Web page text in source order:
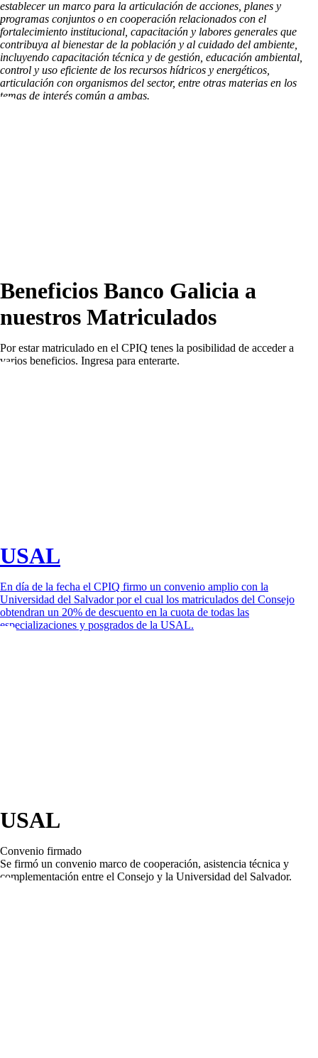
establecer un marco para la articulación de acciones, planes y
programas conjuntos o en cooperación relacionados con el
fortalecimiento institucional, capacitación y labores generales que
contribuya al bienestar de la población y al cuidado del ambiente,
incluyendo capacitación técnica y de gestión, educación ambiental,
control y uso eficiente de los recursos hídricos y energéticos,
articulación con organismos del sector, entre otras materias en los
temas de interés común a ambas.
Beneficios Banco Galicia a
nuestros Matriculados
Por estar matriculado en el CPIQ tenes la posibilidad de acceder a
varios beneficios. Ingresa para enterarte.
USAL
En día de la fecha el CPIQ firmo un convenio amplio con la
Universidad del Salvador por el cual los matriculados del Consejo
obtendran un 20% de descuento en la cuota de todas las
especializaciones y posgrados de la USAL.
USAL
Convenio firmado
Se firmó un convenio marco de cooperación, asistencia técnica y
complementación entre el Consejo y la Universidad del Salvador.